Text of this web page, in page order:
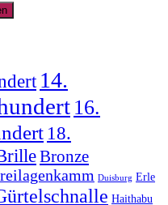
14.
16.
18.
Bronze
Duisburg Erle
Haithabu